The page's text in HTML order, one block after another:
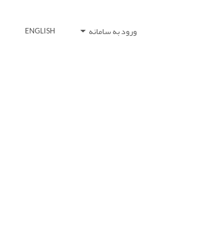
ورود به سامانه ENGLISH